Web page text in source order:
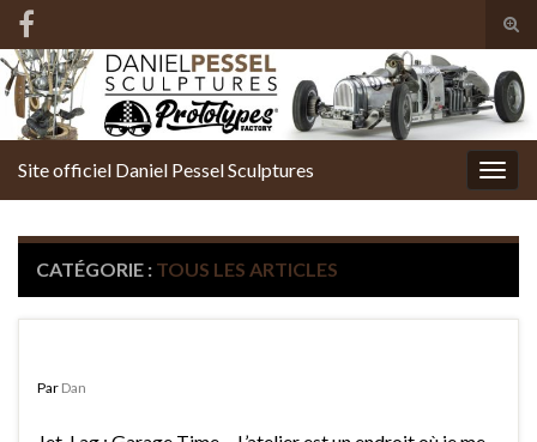
Search for:
Site officiel Daniel Pessel Sculptures
CATÉGORIE : TOUS LES ARTICLES
Par Dan